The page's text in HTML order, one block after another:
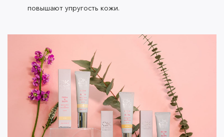
Теперь вы знаете, как стресc и обезвоживание
влияет на кожу. Надеемся, бьюти-советы помогут
найти уходовую косметику и подобрать
эффективный уход за лицом после офиса.
упомянутые средства уже жду вас
в каталоге OK
Любите себя и побольше отдыхайте!
повышают упругость кожи.